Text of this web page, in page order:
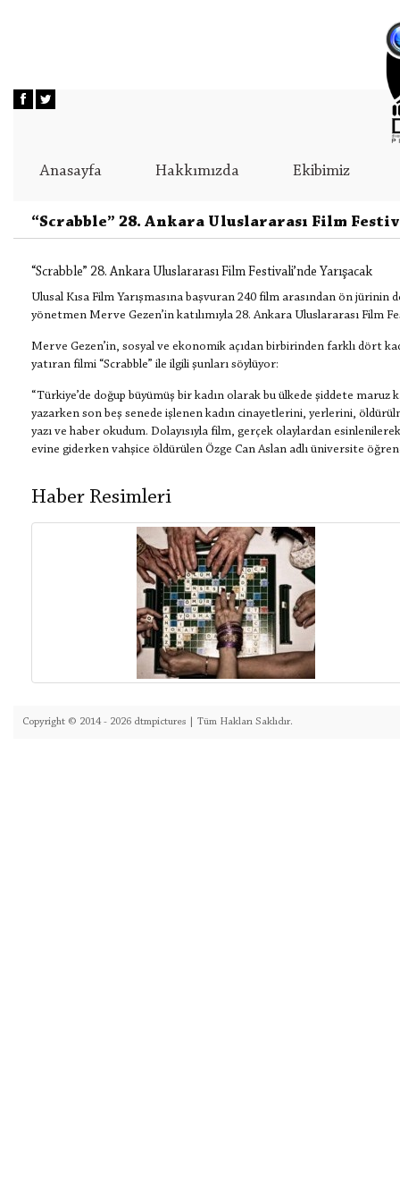
Anasayfa Hakkımızda Ekibimiz
“Scrabble” 28. Ankara Uluslararası Film
“Scrabble” 28. Ankara Uluslararası Film Festivali’nde Yarışacak
Ulusal Kısa Film Yarışmasına başvuran 240 film arasından ön jürinin
yönetmen Merve Gezen’in katılımıyla 28. Ankara Uluslararası Film
Merve Gezen’in, sosyal ve ekonomik açıdan birbirinden farklı dört
yatıran filmi “Scrabble” ile ilgili şunları söylüyor:
“Türkiye’de doğup büyümüş bir kadın olarak bu ülkede şiddete
yazarken son beş senede işlenen kadın cinayetlerini, yerlerini,
yazı ve haber okudum. Dolayısıyla film, gerçek olaylardan
evine giderken vahşice öldürülen Özge Can Aslan adlı üniversite
Haber Resimleri
Copyright © 2014 - 2026 dtmpictures | Tüm Hakları Saklıdır.